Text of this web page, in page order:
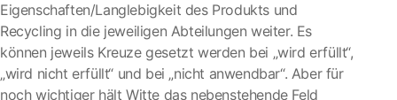
Eigenschaften/Langlebigkeit des Produkts und
Recycling in die jeweiligen Abteilungen weiter. Es
können jeweils Kreuze gesetzt werden bei „wird erfüllt“,
„wird nicht erfüllt“ und bei „nicht anwendbar“. Aber für
noch wichtiger hält Witte das nebenstehende Feld